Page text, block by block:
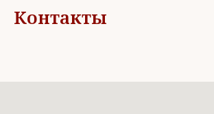
Контакты